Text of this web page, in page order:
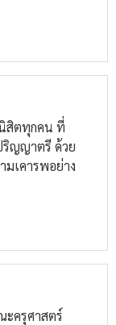
สิต​ทุกคน​ ที่
ริญญาตรี​ ด้วย
มเคารพ​อย่าง
ครุศาสตร์​